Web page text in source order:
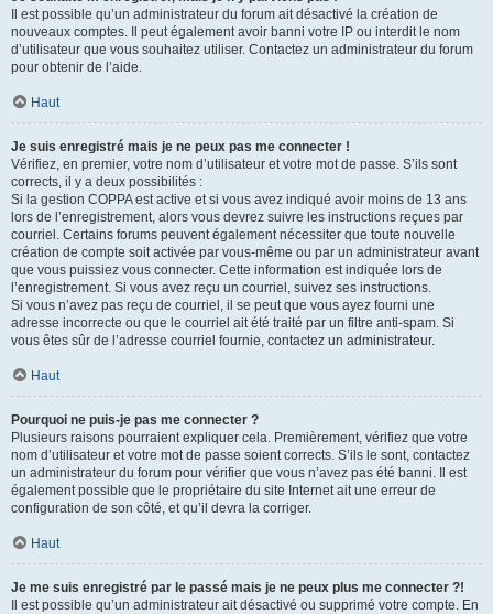
Il est possible qu’un administrateur du forum ait désactivé la création de
nouveaux comptes. Il peut également avoir banni votre IP ou interdit le nom
d’utilisateur que vous souhaitez utiliser. Contactez un administrateur du forum
pour obtenir de l’aide.
Haut
Je suis enregistré mais je ne peux pas me connecter !
Vérifiez, en premier, votre nom d’utilisateur et votre mot de passe. S’ils sont
corrects, il y a deux possibilités :
Si la gestion COPPA est active et si vous avez indiqué avoir moins de 13 ans
lors de l’enregistrement, alors vous devrez suivre les instructions reçues par
courriel. Certains forums peuvent également nécessiter que toute nouvelle
création de compte soit activée par vous-même ou par un administrateur avant
que vous puissiez vous connecter. Cette information est indiquée lors de
l’enregistrement. Si vous avez reçu un courriel, suivez ses instructions.
Si vous n’avez pas reçu de courriel, il se peut que vous ayez fourni une
adresse incorrecte ou que le courriel ait été traité par un filtre anti-spam. Si
vous êtes sûr de l’adresse courriel fournie, contactez un administrateur.
Haut
Pourquoi ne puis-je pas me connecter ?
Plusieurs raisons pourraient expliquer cela. Premièrement, vérifiez que votre
nom d’utilisateur et votre mot de passe soient corrects. S’ils le sont, contactez
un administrateur du forum pour vérifier que vous n’avez pas été banni. Il est
également possible que le propriétaire du site Internet ait une erreur de
configuration de son côté, et qu’il devra la corriger.
Haut
Je me suis enregistré par le passé mais je ne peux plus me connecter ?!
Il est possible qu’un administrateur ait désactivé ou supprimé votre compte. En